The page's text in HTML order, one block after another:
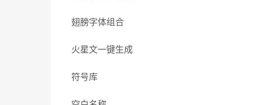
翅膀字体组合
火星文一键生成
符号库